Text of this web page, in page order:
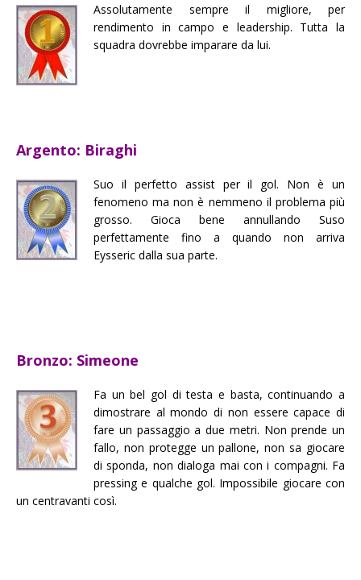
Assolutamente sempre il migliore, per
rendimento in campo e leadership. Tutta la
squadra dovrebbe imparare da lui.
Argento: Biraghi
Suo il perfetto assist per il gol. Non è un
fenomeno ma non è nemmeno il problema più
grosso. Gioca bene annullando Suso
perfettamente fino a quando non arriva
Eysseric dalla sua parte.
Bronzo: Simeone
Fa un bel gol di testa e basta, continuando a
dimostrare al mondo di non essere capace di
fare un passaggio a due metri. Non prende un
fallo, non protegge un pallone, non sa giocare
di sponda, non dialoga mai con i compagni. Fa
pressing e qualche gol. Impossibile giocare con
un centravanti così.